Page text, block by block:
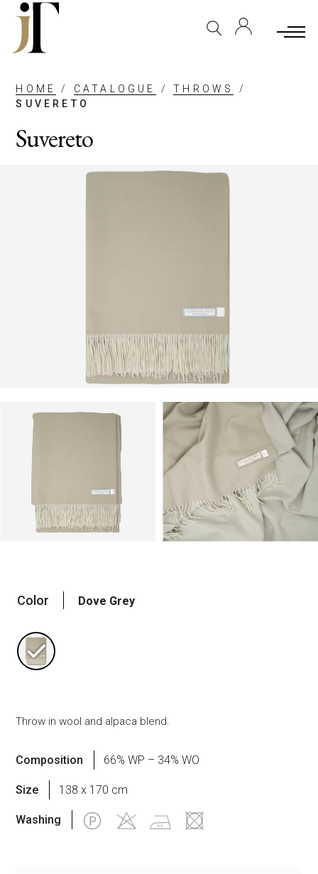
HOME / CATALOGUE /THROWS
/
SUVERETO
Suvereto
Color Dove Grey
Throw in wool and alpaca blend.
Composition 66% WP – 34% WO
Size 138 x 170 cm
Washing